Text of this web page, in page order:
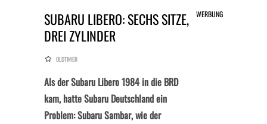
SUBARU LIBERO: SECHS SITZE,
DREI ZYLINDER
WERBUNG
OLDTIMER
Als der Subaru Libero 1984 in die BRD
kam, hatte Subaru Deutschland ein
Problem: Subaru Sambar, wie der